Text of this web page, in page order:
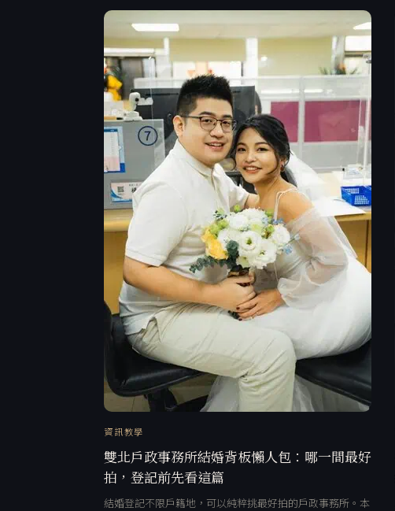
資訊教學
雙北戶政事務所結婚背板懶人包：哪一間最好
拍，登記前先看這篇
結婚登記不限戶籍地，可以純粹挑最好拍的戶政事務所。本